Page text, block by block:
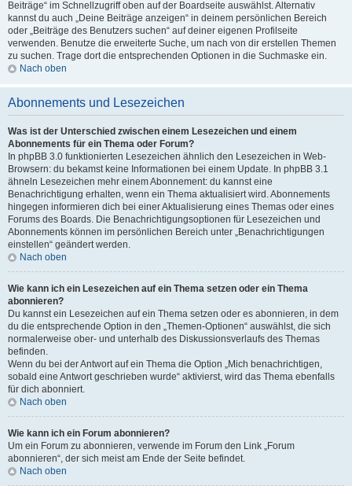
Beiträge“ im Schnellzugriff oben auf der Boardseite auswählst. Alternativ
kannst du auch „Deine Beiträge anzeigen“ in deinem persönlichen Bereich
oder „Beiträge des Benutzers suchen“ auf deiner eigenen Profilseite
verwenden. Benutze die erweiterte Suche, um nach von dir erstellen Themen
zu suchen. Trage dort die entsprechenden Optionen in die Suchmaske ein.
Nach oben
Abonnements und Lesezeichen
Was ist der Unterschied zwischen einem Lesezeichen und einem
Abonnements für ein Thema oder Forum?
In phpBB 3.0 funktionierten Lesezeichen ähnlich den Lesezeichen in Web-
Browsern: du bekamst keine Informationen bei einem Update. In phpBB 3.1
ähneln Lesezeichen mehr einem Abonnement: du kannst eine
Benachrichtigung erhalten, wenn ein Thema aktualisiert wird. Abonnements
hingegen informieren dich bei einer Aktualisierung eines Themas oder eines
Forums des Boards. Die Benachrichtigungsoptionen für Lesezeichen und
Abonnements können im persönlichen Bereich unter „Benachrichtigungen
einstellen“ geändert werden.
Nach oben
Wie kann ich ein Lesezeichen auf ein Thema setzen oder ein Thema
abonnieren?
Du kannst ein Lesezeichen auf ein Thema setzen oder es abonnieren, in dem
du die entsprechende Option in den „Themen-Optionen“ auswählst, die sich
normalerweise ober- und unterhalb des Diskussionsverlaufs des Themas
befinden.
Wenn du bei der Antwort auf ein Thema die Option „Mich benachrichtigen,
sobald eine Antwort geschrieben wurde“ aktivierst, wird das Thema ebenfalls
für dich abonniert.
Nach oben
Wie kann ich ein Forum abonnieren?
Um ein Forum zu abonnieren, verwende im Forum den Link „Forum
abonnieren“, der sich meist am Ende der Seite befindet.
Nach oben